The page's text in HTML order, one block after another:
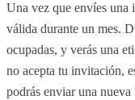
Una vez que envíes una
válida durante un mes.
ocupadas, y verás una
no acepta tu invitación,
podrás enviar una